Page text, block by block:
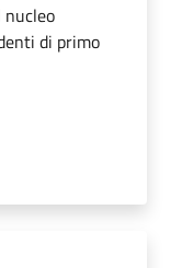
nucleo
di primo